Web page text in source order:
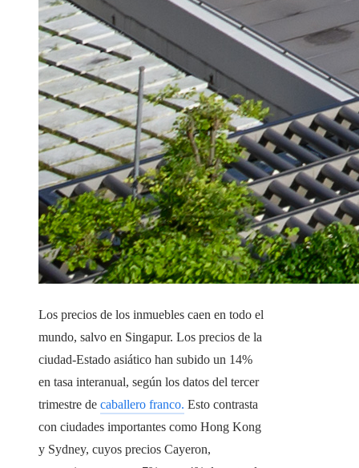
Los precios de los inmuebles caen en todo el
mundo, salvo en Singapur. Los precios de la
ciudad-Estado asiático han subido un 14%
en tasa interanual, según los datos del tercer
trimestre de caballero franco. Esto contrasta
con ciudades importantes como Hong Kong
y Sydney, cuyos precios Cayeron,